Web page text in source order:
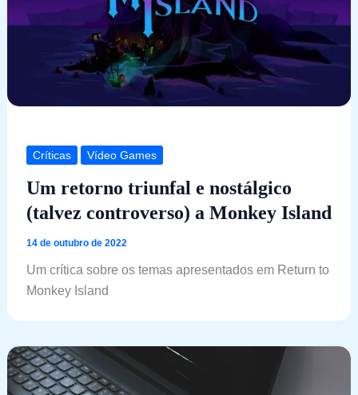
Críticas Vídeo Games
Um retorno triunfal e nostálgico
(talvez controverso) a Monkey Island
14 de outubro de 2022
Um crítica sobre os temas apresentados em Return to
Monkey Island